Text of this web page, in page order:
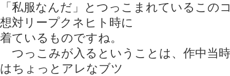
「私服なんだ」とつっこまれているこの
想対リープクネヒト時に
着ているものですね。
つっこみが入るということは、作中当
はちょっとアレなブツ